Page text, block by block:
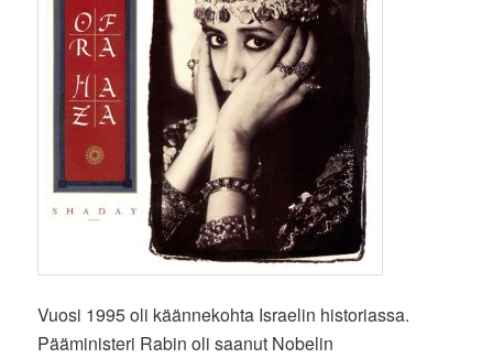
Vuosi 1995 oli käännekohta Israelin historiassa.
Pääministeri Rabin oli saanut Nobelin